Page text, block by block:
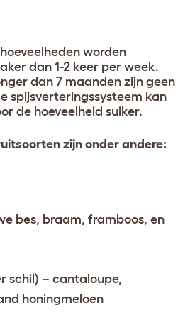
worden
dan 1-2 keer per week.
dan 7 maanden zijn geen
spijsverteringssysteem kan
de hoeveelheid suiker.
zijn onder andere:
bes, braam, framboos, en
schil) – cantaloupe,
honingmeloen